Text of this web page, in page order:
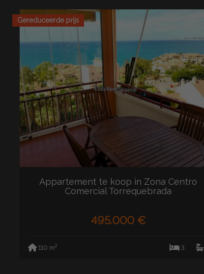
Gereduceerde prijs
Appartement te koop in Zona Centro
Comercial Torrequebrada
495.000 €
110 m2 3